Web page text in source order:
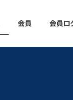
会員 会員ロ